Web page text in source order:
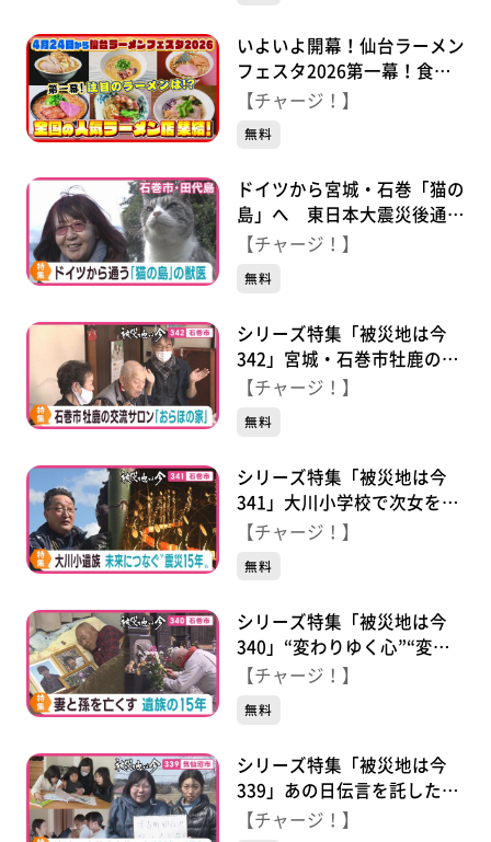
いよいよ開幕！仙台ラーメン
フェスタ2026第一幕！食べ
逃せない麵がここにある！
【チャージ！】
無料
ドイツから宮城・石巻「猫の
島」へ 東日本大震災後通い
続ける獣医師
【チャージ！】
無料
シリーズ特集「被災地は今
342」宮城・石巻市牡鹿の被
災者サロン“おらほの家” 支
【チャージ！】
無料
シリーズ特集「被災地は今
341」大川小学校で次女を亡
くした男性 校舎保存・風化
【チャージ！】
無料
シリーズ特集「被災地は今
340」“変わりゆく心”“変わ
らぬ心” 妻と孫を亡くす
【チャージ！】
無料
シリーズ特集「被災地は今
339」あの日伝言を託した
人々のその後 津波で家族３
【チャージ！】